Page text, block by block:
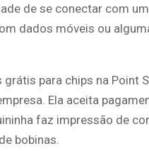
de se conectar com
dados móveis ou
grátis para chips na Point
Ela aceita
faz impressão de
bobinas.